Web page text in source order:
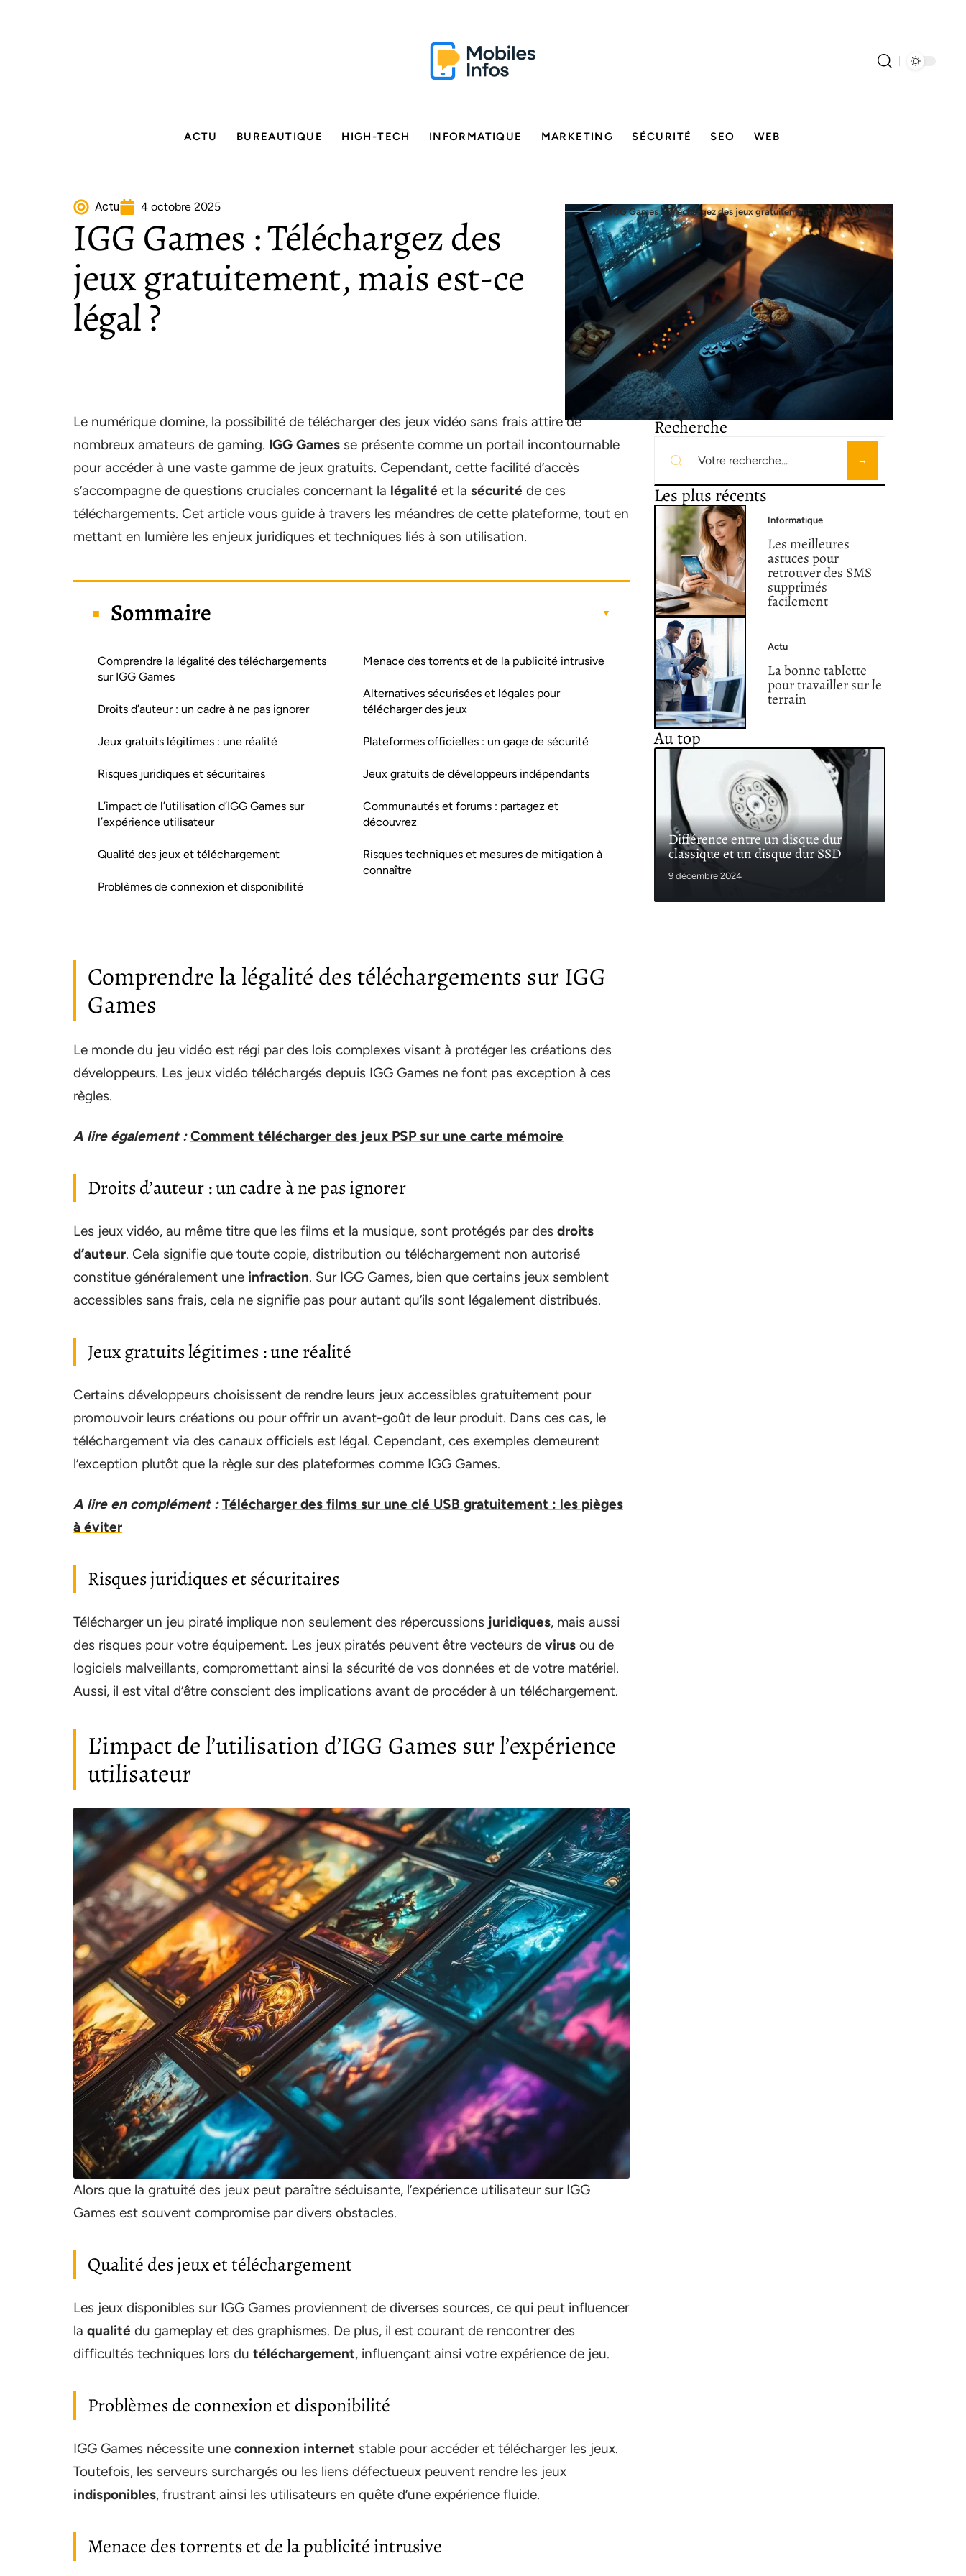
ACTU BUREAUTIQUE HIGH-TECH INFORMATIQUE MARKETING SÉCURITÉ SEO WEB
Actu 4 octobre 2025
IGG Games : Téléchargez des
jeux gratuitement, mais est-ce
légal ?
IGG Games : Téléchargez des jeux gratuitement, mais est-ce légal ?
Le numérique domine, la possibilité de télécharger des jeux vidéo sans frais attire de
nombreux amateurs de gaming. IGG Games se présente comme un portail incontournable
pour accéder à une vaste gamme de jeux gratuits. Cependant, cette facilité d’accès
s’accompagne de questions cruciales concernant la légalité et la sécurité de ces
téléchargements. Cet article vous guide à travers les méandres de cette plateforme, tout en
mettant en lumière les enjeux juridiques et techniques liés à son utilisation.
Sommaire
Comprendre la légalité des téléchargements
sur IGG Games
Droits d’auteur : un cadre à ne pas ignorer
Jeux gratuits légitimes : une réalité
Risques juridiques et sécuritaires
L’impact de l’utilisation d’IGG Games sur
l’expérience utilisateur
Qualité des jeux et téléchargement
Problèmes de connexion et disponibilité
Menace des torrents et de la publicité intrusive
Alternatives sécurisées et légales pour
télécharger des jeux
Plateformes officielles : un gage de sécurité
Jeux gratuits de développeurs indépendants
Communautés et forums : partagez et
découvrez
Risques techniques et mesures de mitigation à
connaître
Comprendre la légalité des téléchargements sur IGG
Games
Le monde du jeu vidéo est régi par des lois complexes visant à protéger les créations des
développeurs. Les jeux vidéo téléchargés depuis IGG Games ne font pas exception à ces
règles.
A lire également : Comment télécharger des jeux PSP sur une carte mémoire
Droits d’auteur : un cadre à ne pas ignorer
Les jeux vidéo, au même titre que les films et la musique, sont protégés par des droits
d’auteur. Cela signifie que toute copie, distribution ou téléchargement non autorisé
constitue généralement une infraction. Sur IGG Games, bien que certains jeux semblent
accessibles sans frais, cela ne signifie pas pour autant qu’ils sont légalement distribués.
Jeux gratuits légitimes : une réalité
Certains développeurs choisissent de rendre leurs jeux accessibles gratuitement pour
promouvoir leurs créations ou pour offrir un avant-goût de leur produit. Dans ces cas, le
téléchargement via des canaux officiels est légal. Cependant, ces exemples demeurent
l’exception plutôt que la règle sur des plateformes comme IGG Games.
A lire en complément : Télécharger des films sur une clé USB gratuitement : les pièges
à éviter
Risques juridiques et sécuritaires
Télécharger un jeu piraté implique non seulement des répercussions juridiques, mais aussi
des risques pour votre équipement. Les jeux piratés peuvent être vecteurs de virus ou de
logiciels malveillants, compromettant ainsi la sécurité de vos données et de votre matériel.
Aussi, il est vital d’être conscient des implications avant de procéder à un téléchargement.
L’impact de l’utilisation d’IGG Games sur l’expérience
utilisateur
Alors que la gratuité des jeux peut paraître séduisante, l’expérience utilisateur sur IGG
Games est souvent compromise par divers obstacles.
Qualité des jeux et téléchargement
Les jeux disponibles sur IGG Games proviennent de diverses sources, ce qui peut influencer
la qualité du gameplay et des graphismes. De plus, il est courant de rencontrer des
difficultés techniques lors du téléchargement, influençant ainsi votre expérience de jeu.
Problèmes de connexion et disponibilité
IGG Games nécessite une connexion internet stable pour accéder et télécharger les jeux.
Toutefois, les serveurs surchargés ou les liens défectueux peuvent rendre les jeux
indisponibles, frustrant ainsi les utilisateurs en quête d’une expérience fluide.
Menace des torrents et de la publicité intrusive
Recherche
Les plus récents
Informatique
Les meilleures
astuces pour
retrouver des SMS
supprimés
facilement
Actu
La bonne tablette
pour travailler sur le
terrain
Au top
Différence entre un disque dur
classique et un disque dur SSD
9 décembre 2024